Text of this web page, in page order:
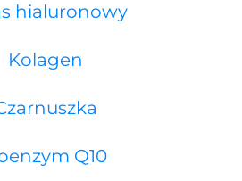
hialuronowy
Kolagen
Q10